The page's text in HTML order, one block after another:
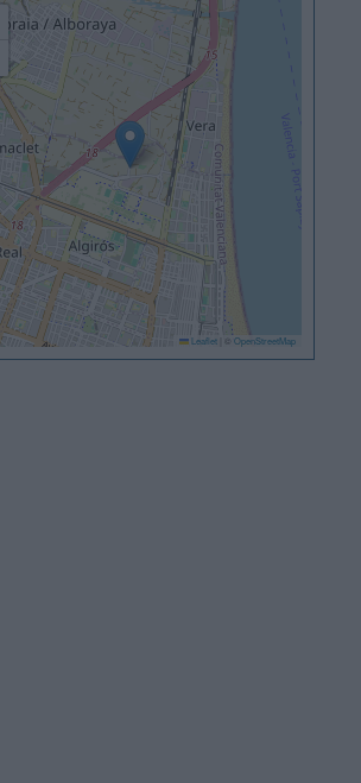
Leaflet © OpenStreetMap